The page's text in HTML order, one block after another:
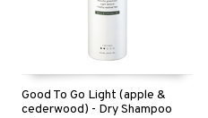
Good To Go Light (apple &
cederwood) - Dry Shampoo